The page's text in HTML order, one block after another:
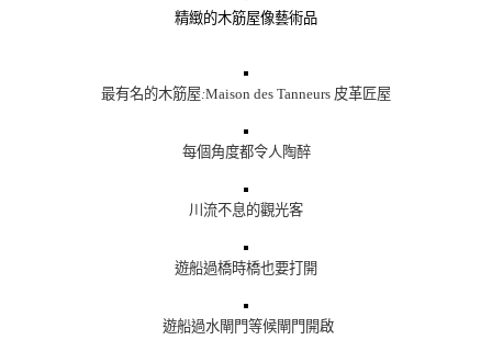
精緻的木筋屋像藝術品
最有名的木筋屋:Maison des Tanneurs 皮革匠屋
每個角度都令人陶醉
川流不息的觀光客
遊船過橋時橋也要打開
遊船過水閘門等候閘門開啟